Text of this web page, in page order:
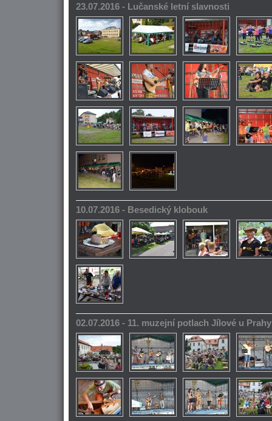
23.07.2016 - Lučanské letní slavnosti
10.07.2016 - Besedický klobouk
02.07.2016 - 11. muzejní potlach Jílové u Prahy